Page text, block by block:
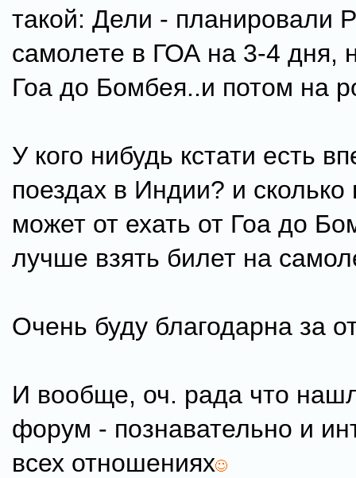
такой: Дели - планировали
самолете в ГОА на 3-4 дня,
Гоа до Бомбея..и потом на
У кого нибудь кстати есть
поездах в Индии? и
может от ехать от Гоа до
лучше взять билет на
Очень буду благодарна за
И вообще, оч. рада что
форум - познавательно и
всех отношениях